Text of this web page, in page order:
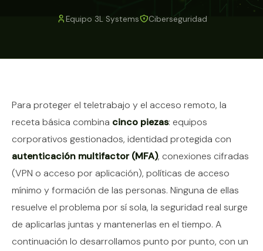
Equipo 3L Systems Ciberseguridad
Contenido del artículo
Para proteger el teletrabajo y el acceso remoto, la
receta básica combina cinco piezas: equipos
corporativos gestionados, identidad protegida con
autenticación multifactor (MFA), conexiones cifradas
(VPN o acceso por aplicación), políticas de acceso
mínimo y formación de las personas. Ninguna de ellas
resuelve el problema por sí sola, la seguridad real surge
de aplicarlas juntas y mantenerlas en el tiempo. A
continuación lo desarrollamos punto por punto, con un